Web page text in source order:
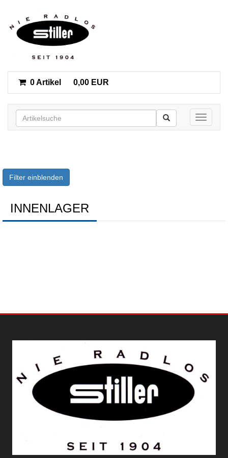
0 Artikel 0,00 EUR
Toggle
Filter einblenden
INNENLAGER